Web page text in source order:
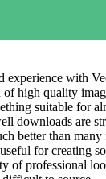
experience with
of high quality
suitable for
downloads are
better than many
for creating
of professional